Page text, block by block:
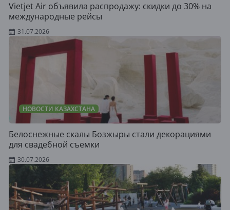
Vietjet Air объявила распродажу: скидки до 30% на
международные рейсы
31.07.2026
НОВОСТИ КАЗАХСТАНА
Белоснежные скалы Бозжыры стали декорациями
для свадебной съемки
30.07.2026